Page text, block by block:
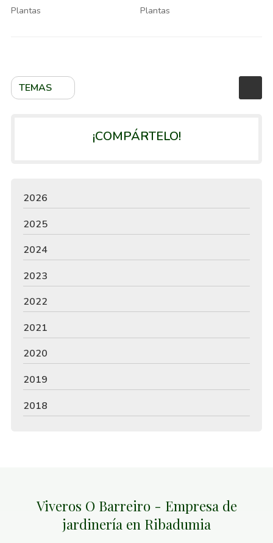
TEMAS
Plantas Plantas
¡COMPÁRTELO!
2026
2025
2024
2023
2022
2021
2020
2019
2018
Viveros O Barreiro - Empresa de
jardinería en Ribadumia